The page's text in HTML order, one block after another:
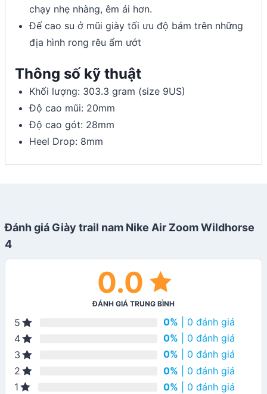
chạy nhẹ nhàng, êm ái hơn.
Đế cao su ở mũi giày tối ưu độ bám trên những
địa hình rong rêu ẩm ướt
Thông số kỹ thuật
Khối lượng: 303.3 gram (size 9US)
Độ cao mũi: 20mm
Độ cao gót: 28mm
Heel Drop: 8mm
Đánh giá Giày trail nam Nike Air Zoom Wildhorse
4
0.0
ĐÁNH GIÁ TRUNG BÌNH
5 0% | 0 đánh giá
4
0% | 0 đánh giá
3
0% | 0 đánh giá
2
0% | 0 đánh giá
1
0% | 0 đánh giá